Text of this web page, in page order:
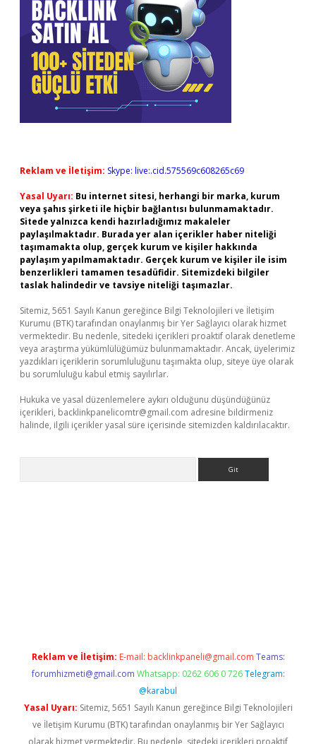
Reklam ve İletişim: Skype: live:.cid.575569c608265c69
Yasal Uyarı: Bu internet sitesi, herhangi bir marka, kurum
veya şahıs şirketi ile hiçbir bağlantısı bulunmamaktadır.
Sitede yalnızca kendi hazırladığımız makaleler
paylaşılmaktadır. Burada yer alan içerikler haber niteliği
taşımamakta olup, gerçek kurum ve kişiler hakkında
paylaşım yapılmamaktadır. Gerçek kurum ve kişiler ile isim
benzerlikleri tamamen tesadüfidir. Sitemizdeki bilgiler
taslak halindedir ve tavsiye niteliği taşımazlar.
Sitemiz, 5651 Sayılı Kanun gereğince Bilgi Teknolojileri ve İletişim
Kurumu (BTK) tarafından onaylanmış bir Yer Sağlayıcı olarak hizmet
vermektedir. Bu nedenle, sitedeki içerikleri proaktif olarak denetleme
veya araştırma yükümlülüğümüz bulunmamaktadır. Ancak, üyelerimiz
yazdıkları içeriklerin sorumluluğunu taşımakta olup, siteye üye olarak
bu sorumluluğu kabul etmiş sayılırlar.
Hukuka ve yasal düzenlemelere aykırı olduğunu düşündüğünüz
içerikleri, backlinkpanelicomtr@gmail.com adresine bildirmeniz
halinde, ilgili içerikler yasal süre içerisinde sitemizden kaldırılacaktır.
Reklam ve İletişim: E-mail: backlinkpaneli@gmail.com Teams:
forumhizmeti@gmail.com Whatsapp: 0262 606 0 726 Telegram:
@karabul
Yasal Uyarı: Sitemiz, 5651 Sayılı Kanun gereğince Bilgi Teknolojileri
ve İletişim Kurumu (BTK) tarafından onaylanmış bir Yer Sağlayıcı
olarak hizmet vermektedir. Bu nedenle, sitedeki içerikleri proaktif